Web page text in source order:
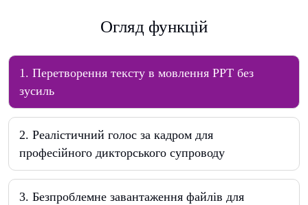
Огляд функцій
1. Перетворення тексту в мовлення PPT без
зусиль
2. Реалістичний голос за кадром для
професійного дикторського супроводу
3. Безпроблемне завантаження файлів для